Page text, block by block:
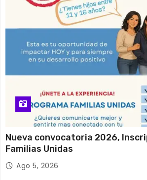
Nueva convocatoria 2026,
Familias Unidas
Ago 5, 2026